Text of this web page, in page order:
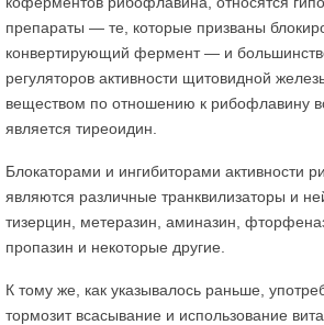
препараты — те, которые призваны
конвертирующий фермент — и
регуляторов активности щитовидной
веществом по отношению к рибофлавину
является тиреоидин.
Блокаторами и ингибиторами активности
являются различные транквилизаторы и
тизерцин, метеразин, аминазин,
пропазин и некоторые другие.
К тому же, как указывалось раньше,
тормозит всасывание и использование